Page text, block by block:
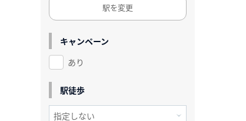
駅を変更
キャンペーン
あり
駅徒歩